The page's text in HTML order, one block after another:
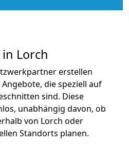
Lorch
erstellen
die speziell auf
sind. Diese
unabhängig davon, ob
von Lorch oder
Standorts planen.